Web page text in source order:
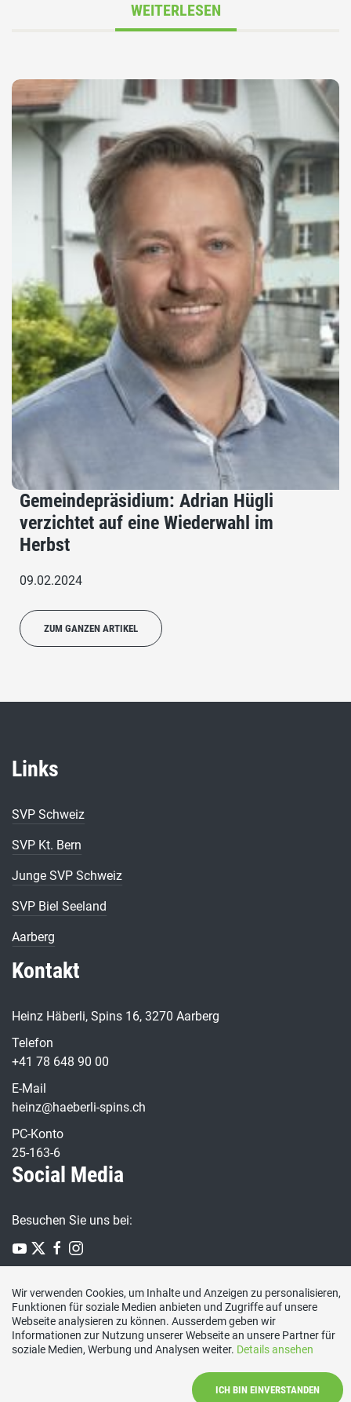
WEITERLESEN
Gemeindepräsidium: Adrian Hügli
verzichtet auf eine Wiederwahl im
Herbst
09.02.2024
ZUM GANZEN ARTIKEL
Links
SVP Schweiz
SVP Kt. Bern
Junge SVP Schweiz
SVP Biel Seeland
Aarberg
Kontakt
Heinz Häberli, Spins 16, 3270 Aarberg
Telefon
+41 78 648 90 00
E-Mail
heinz@haeberli-spins.ch
PC-Konto
25-163-6
Social Media
Besuchen Sie uns bei:
Startseite|Beiträge|Mitmachen|Termine| Sektion
Aarberg|Unser Vorstand |Unsere Gemeinderäte|Sponsor
Wir verwenden Cookies, um Inhalte und Anzeigen zu personalisieren,
Funktionen für soziale Medien anbieten und Zugriffe auf unsere
Webseite analysieren zu können. Ausserdem geben wir
Informationen zur Nutzung unserer Webseite an unsere Partner für
soziale Medien, Werbung und Analysen weiter. Details ansehen
ICH BIN EINVERSTANDEN